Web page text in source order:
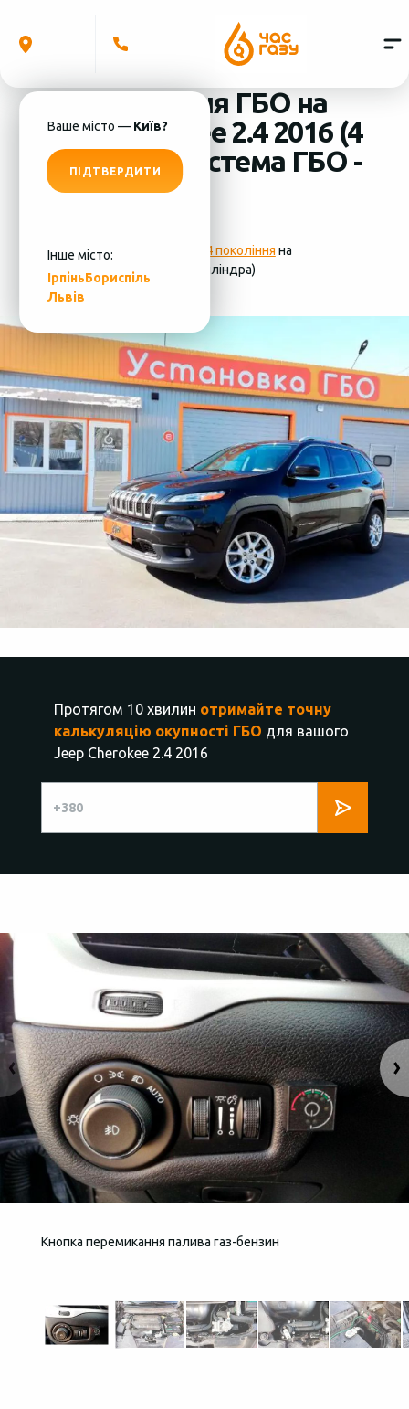
Ваше місто — Київ?
ПІДТВЕРДИТИ
Інше місто:
ІрпіньБориспіль
Львів
Встановлення ГБО на
Jeep Cherokee 2.4 2016 (4
циліндра) система ГБО -
KME
Фотографії установки ГБО 4 покоління на
Jeep Cherokee 2.4 2016 (4 циліндра)
Протягом 10 хвилин отримайте точну
калькуляцію окупності ГБО для вашого
Jeep Cherokee 2.4 2016
Кнопка перемикання палива газ-бензин